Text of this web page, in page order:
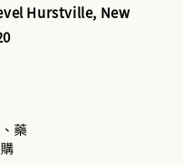
Hurstville, New